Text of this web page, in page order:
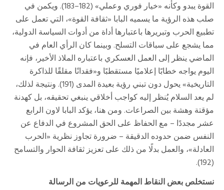
القوة يبدو وكأنه «خيار فوري وعملي» (182–183). ويكمن في
صلب هذه الرؤية ما يسميه البابا «ثقافة القوة»، التي تعمل على
تطبيع الحرب وتبريرها باعتبارها أداة من أدوات السياسة الدولية،
مما يشجع على سباقات التسلح. وبينما كان الرأي العام في
الماضي ينظر إلى العمل العسكري باعتباره الملاذ الأخير، فإنه
اليوم يواجه خطابًا إعلاميًا مستقطبًا و«فقدانًا مقلقًا للذاكرة
التاريخية» يحول دون تبني رؤية بعيدة المدى (191). ونتيجة لذلك،
لم يعد السلام يُنظر إليه كواجب أخلاقي ينبغي تحقيقه، بل كهدنة
مؤقتة وهشة بين الصراعات. ومن هنا، يؤكد البابا لاون الرابع
عشر مجددًا – مع الحفاظ على الحق المشروع في الدفاع عن
النفس ضمن حدوده الدقيقة – ضرورة تجاوز نظرية «الحرب
العادلة»، والعمل بدلًا من ذلك على تعزيز ثقافة الحوار والتسامح
(192).
نستخلص بعض النقاط المهمة للرعويات من الرسالة